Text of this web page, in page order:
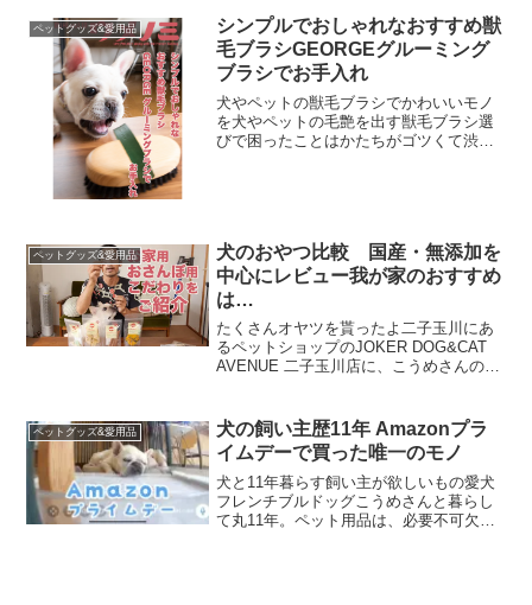
めさんにプレゼントしようと思っていま
した。でもお値段...
ペットグッズ&愛用品
シンプルでおしゃれなおすすめ獣
毛ブラシGEORGEグルーミング
ブラシでお手入れ
犬やペットの獣毛ブラシでかわいいモノ
を犬やペットの毛艶を出す獣毛ブラシ選
びで困ったことはかたちがゴツくて渋い
ペットグッズ&愛用品
犬のおやつ比較 国産・無添加を
中心にレビュー我が家のおすすめ
は…
たくさんオヤツを貰ったよ二子玉川にあ
るペットショップのJOKER DOG&CAT
AVENUE 二子玉川店に、こうめさんのオ
ご」を手にレジに行きましたら、なんと
ビッ...
ペットグッズ&愛用品
犬の飼い主歴11年 Amazonプラ
イムデーで買った唯一のモノ
犬と11年暮らす飼い主が欲しいもの愛犬
フレンチブルドッグこうめさんと暮らし
て丸11年。ペット用品は、必要不可欠な